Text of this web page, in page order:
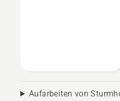
Aufarbeiten von